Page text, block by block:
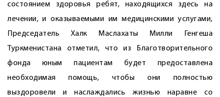
состоянием здоровья ребят, находящихся здесь на
лечении, и оказываемыми им медицинскими услугами,
Председатель Халк Маслахаты Милли Генгеша
Туркменистана отметил, что из Благотворительного
фонда юным пациентам будет предоставлена
необходимая помощь, чтобы они полностью
выздоровели и наслаждались жизнью наравне со